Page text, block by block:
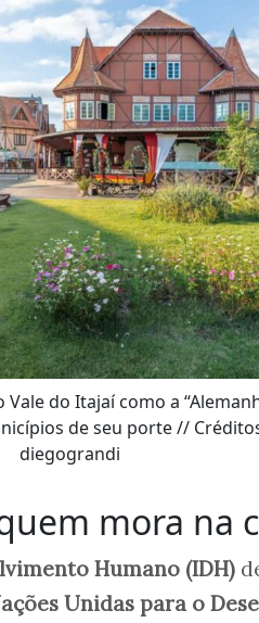
do Itajaí como a
de seu porte //
diegograndi
mora na
Humano (IDH)
Unidas para o